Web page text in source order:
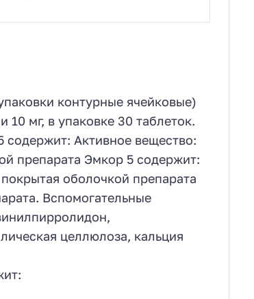
контурные ячейковые)
мг, в упаковке 30 таблеток.
содержит: Активное вещество:
препарата Эмкор 5 содержит:
оболочкой препарата
Вспомогательные
целлюлоза, кальция